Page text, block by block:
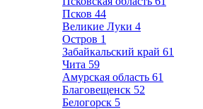
Псков 44
Великие Луки 4
Остров 1
Забайкальский край 61
Чита 59
Амурская область 61
Благовещенск 52
Белогорск 5